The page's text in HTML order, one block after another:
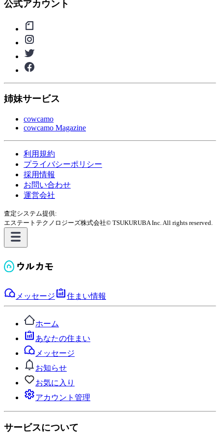
公式アカウント
姉妹サービス
cowcamo
cowcamo Magazine
利用規約
プライバシーポリシー
採用情報
お問い合わせ
運営会社
査定システム提供:
エステートテクノロジーズ株式会社© TSUKURUBA Inc. All rights reserved.
メッセージ 住まい情報
ホーム
あなたの住まい
メッセージ
お知らせ
お気に入り
アカウント管理
サービスについて